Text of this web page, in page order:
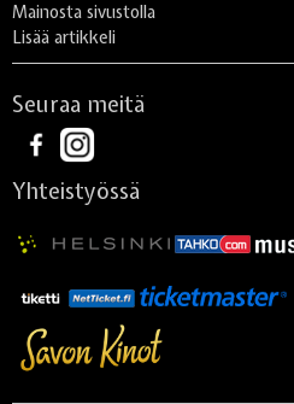
Mainosta sivustolla
Lisää artikkeli
Seuraa meitä
Yhteistyössä